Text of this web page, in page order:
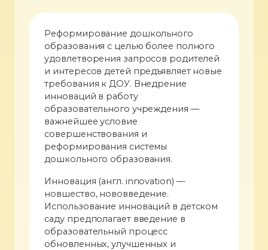
Реформирование дошкольного
образования с целью более полного
удовлетворения запросов родителей
и интересов детей предъявляет новые
требования к ДОУ. Внедрение
инноваций в работу
образовательного учреждения —
важнейшее условие
совершенствования и
реформирования системы
дошкольного образования.
Инновация (англ. innovation) —
новшество, нововведение.
Использование инноваций в детском
саду предполагает введение в
образовательный процесс
обновленных, улучшенных и